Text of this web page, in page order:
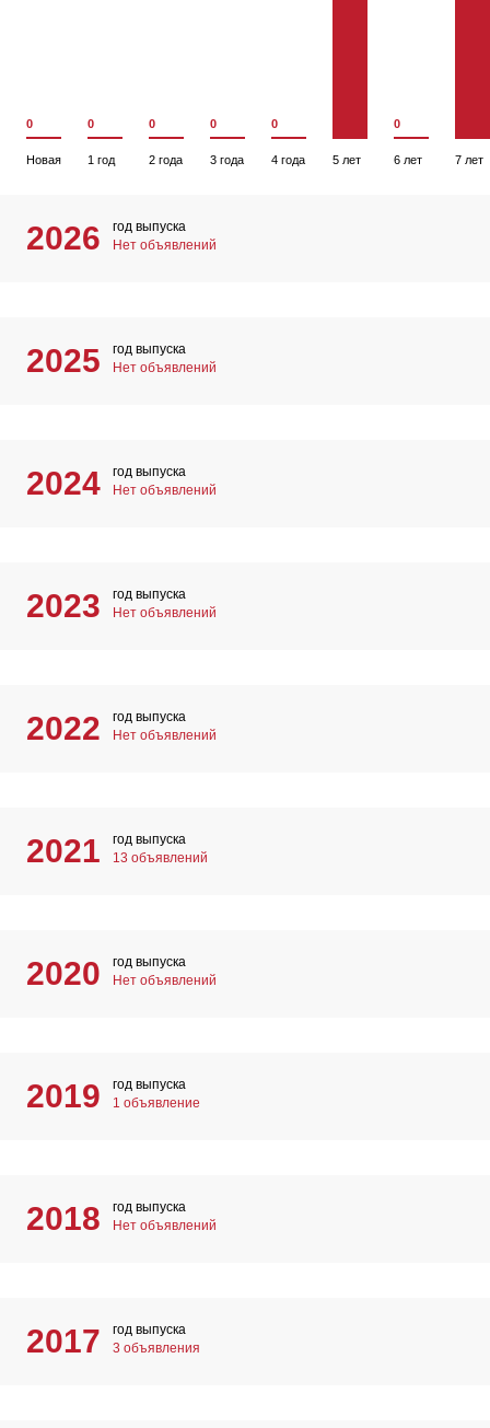
0
Новая
0
1 год
0
2 года
0
3 года
0
4 года 5 лет
0
6 лет 7 лет
2026
год выпуска
Нет объявлений
2025
год выпуска
Нет объявлений
2024
год выпуска
Нет объявлений
2023
год выпуска
Нет объявлений
2022
год выпуска
Нет объявлений
2021
год выпуска
13 объявлений
2020
год выпуска
Нет объявлений
2019
год выпуска
1 объявление
2018
год выпуска
Нет объявлений
2017
год выпуска
3 объявления